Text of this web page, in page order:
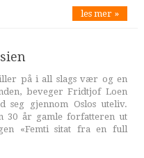
les mer »
på i all slags vær og en
beveger Fridtjof Loen
seg gjennom Oslos uteliv.
30 år gamle forfatteren ut
«Femti sitat fra en full